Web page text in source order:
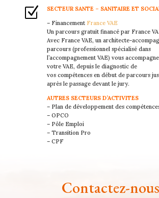
Z
SECTEUR SANTE – SANITAIRE ET
– Financement France VAE
Un parcours gratuit financé par France
Avec France VAE, un architecte-
parcours (professionnel spécialisé dans
l’accompagnement VAE) vous
votre VAE, depuis le diagnostic de
vos compétences en début de parcours
après le passage devant le jury.
AUTRES SECTEURS D’ACTIVITES
– Plan de développement des
– OPCO
– Pôle Emploi
– Transition Pro
– CPF
Contactez-